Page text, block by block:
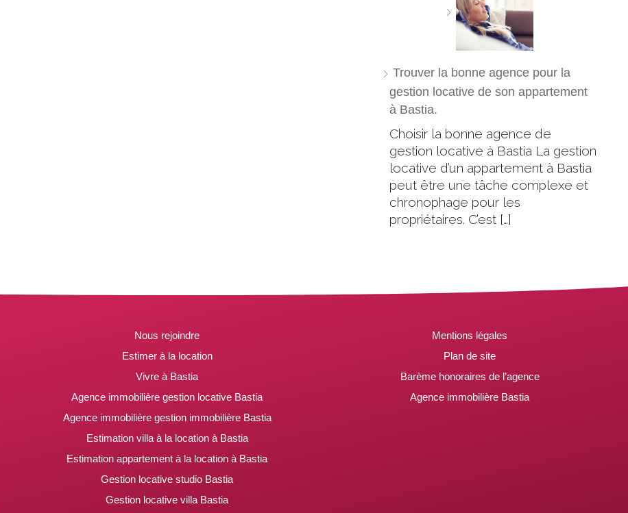
Trouver la bonne agence pour la
gestion locative de son appartement
à Bastia.
Choisir la bonne agence de
gestion locative à Bastia La gestion
locative d’un appartement à Bastia
peut être une tâche complexe et
chronophage pour les
propriétaires. C’est […]
Nous rejoindre
Estimer à la location
Vivre à Bastia
Agence immobilière gestion locative Bastia
Agence immobilière gestion immobilière Bastia
Estimation villa à la location à Bastia
Estimation appartement à la location à Bastia
Gestion locative studio Bastia
Gestion locative villa Bastia
Mentions légales
Plan de site
Barème honoraires de l’agence
Agence immobilière Bastia